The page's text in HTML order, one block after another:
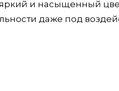
яркий и насыщенный
даже под